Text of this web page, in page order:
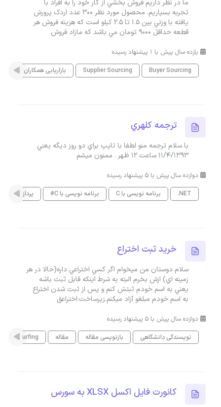
ما در نظر داريم فروش بخشي از کار خود را به افراد با
تجربه بسپاريم. محصول مورد نظر 300 عدد اردک پرورش
يافته با وزني بين 1.5 تا 2.5 کيلو است که هزينه فروش هر
قطعه حداقل 9000 تومان مي باشد که مازاد فروش
یازده سال پیش با 1 پیشنهاد رسیده
Buyer Sourcing
Supplier Sourcing بازاریابی همکاران در
ترجمه کلهري
با سلام ترجمه منو لطفا با تايپ براي دو روز ديگه يعني
11/4/1393 ساعت 12 ظهر . ممنون ميشم
دوازده سال پیش با 5 پیشنهاد رسیده
.NET
برنامه نویسی با C برنامه نویسی با C# پردازش ابری
خريد ثبت اختراع
سلام دوستان من ميخوام اگر کسي اختراعي داره(حالا در هر
زمينه اي) ازش بخرم البته به شرط اينکه قابل ثبت باشه
يعني به اسم خودم ثبتش کنم و پس از ثبت شدن اختراع
به اسم خودم مبلغو آزاد ميکنم.زیرساخت:اختراعق
دوازده سال پیش با 5 پیشنهاد رسیده
نویسندگی دانشگاهی
بازنویسی مقاله مقاله Astroturfing
کانورت فايل اکسل XLSX به سورس